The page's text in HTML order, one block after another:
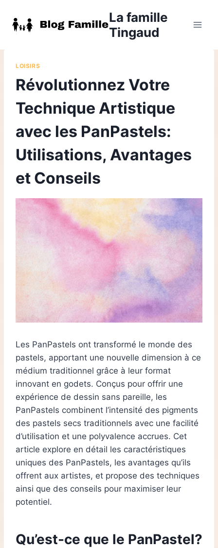
contenu
La famille
Tingaud
LOISIRS
Révolutionnez Votre
Technique Artistique
avec les PanPastels:
Utilisations, Avantages
et Conseils
Les PanPastels ont transformé le monde des
pastels, apportant une nouvelle dimension à ce
médium traditionnel grâce à leur format
innovant en godets. Conçus pour offrir une
expérience de dessin sans pareille, les
PanPastels combinent l’intensité des pigments
des pastels secs traditionnels avec une facilité
d’utilisation et une polyvalence accrues. Cet
article explore en détail les caractéristiques
uniques des PanPastels, les avantages qu’ils
offrent aux artistes, et propose des techniques
ainsi que des conseils pour maximiser leur
potentiel.
Qu’est-ce que le PanPastel?